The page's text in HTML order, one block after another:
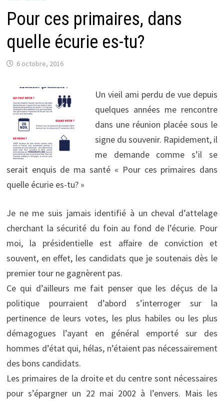
Pour ces primaires, dans
quelle écurie es-tu?
6 octobre, 2016
Un vieil ami perdu de vue depuis
quelques années me rencontre
dans une réunion placée sous le
signe du souvenir. Rapidement, il
me demande comme s’il se
serait enquis de ma santé « Pour ces primaires dans
quelle écurie es-tu? »
Je ne me suis jamais identifié à un cheval d’attelage
cherchant la sécurité du foin au fond de l’écurie. Pour
moi, la présidentielle est affaire de conviction et
souvent, en effet, les candidats que je soutenais dès le
premier tour ne gagnèrent pas.
Ce qui d’ailleurs me fait penser que les déçus de la
politique pourraient d’abord s’interroger sur la
pertinence de leurs votes, les plus habiles ou les plus
démagogues l’ayant en général emporté sur des
hommes d’état qui, hélas, n’étaient pas nécessairement
des bons candidats.
Les primaires de la droite et du centre sont nécessaires
pour s’épargner un 22 mai 2002 à l’envers. Mais les